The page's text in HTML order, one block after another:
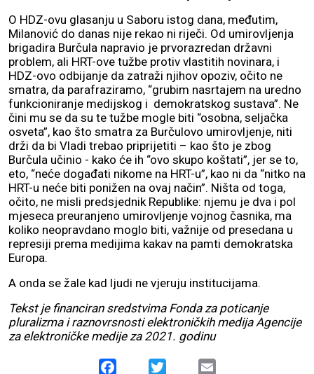
O HDZ-ovu glasanju u Saboru istog dana, međutim,
Milanović do danas nije rekao ni riječi. Od umirovljenja
brigadira Burčula napravio je prvorazredan državni
problem, ali HRT-ove tužbe protiv vlastitih novinara, i
HDZ-ovo odbijanje da zatraži njihov opoziv, očito ne
smatra, da parafraziramo, “grubim nasrtajem na uredno
funkcioniranje medijskog i demokratskog sustava”. Ne
čini mu se da su te tužbe mogle biti “osobna, seljačka
osveta”, kao što smatra za Burčulovo umirovljenje, niti
drži da bi Vladi trebao priprijetiti – kao što je zbog
Burčula učinio - kako će ih “ovo skupo koštati”, jer se to,
eto, “neće događati nikome na HRT-u”, kao ni da “nitko na
HRT-u neće biti ponižen na ovaj način”. Ništa od toga,
očito, ne misli predsjednik Republike: njemu je dva i pol
mjeseca preuranjeno umirovljenje vojnog časnika, ma
koliko neopravdano moglo biti, važnije od presedana u
represiji prema medijima kakav na pamti demokratska
Europa.
A onda se žale kad ljudi ne vjeruju institucijama.
Tekst je financiran sredstvima Fonda za poticanje
pluralizma i raznovrsnosti elektroničkih medija Agencije
za elektroničke medije za 2021. godinu
Facebook